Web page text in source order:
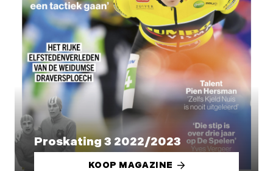
Proskating 3 2022/2023
KOOP MAGAZINE